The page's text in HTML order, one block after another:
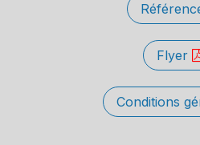
Flyer
Conditions